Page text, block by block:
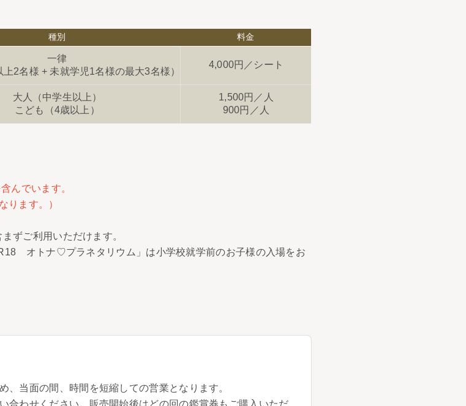
種別 料金
一律
上2名様 + 未就学児1名様の最大3名様）
4,000円／シート
大人（中学生以上）
こども（4歳以上）
1,500円／人
900円／人
んでいます。
ります。）
ずご利用いただけます。
オトナ♡プラネタリウム」は小学校就学前のお子様の入場をお
当面の間、時間を短縮しての営業となります。
合わせください。販売開始後はどの回の鑑賞券もご購入いただ